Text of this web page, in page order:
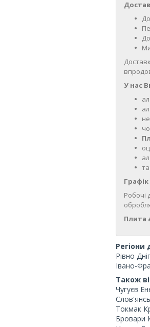
У нас
Робочі
Плита
Регіони
Рівно
Івано-
Також
Чугуєв
Токмак
Бровари